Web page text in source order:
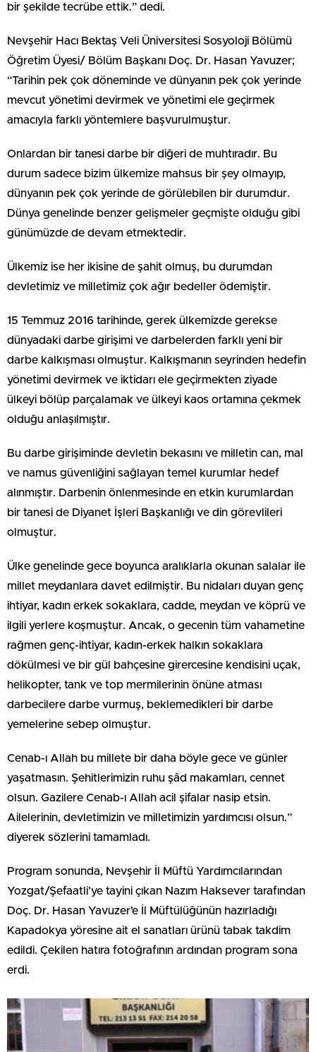
bir şekilde tecrübe ettik.” dedi.
Nevşehir Hacı Bektaş Veli Üniversitesi Sosyoloji Bölümü
Öğretim Üyesi/ Bölüm Başkanı Doç. Dr. Hasan Yavuzer;
“Tarihin pek çok döneminde ve dünyanın pek çok yerinde
mevcut yönetimi devirmek ve yönetimi ele geçirmek
amacıyla farklı yöntemlere başvurulmuştur.
Onlardan bir tanesi darbe bir diğeri de muhtıradır. Bu
durum sadece bizim ülkemize mahsus bir şey olmayıp,
dünyanın pek çok yerinde de görülebilen bir durumdur.
Dünya genelinde benzer gelişmeler geçmişte olduğu gibi
günümüzde de devam etmektedir.
Ülkemiz ise her ikisine de şahit olmuş, bu durumdan
devletimiz ve milletimiz çok ağır bedeller ödemiştir.
15 Temmuz 2016 tarihinde, gerek ülkemizde gerekse
dünyadaki darbe girişimi ve darbelerden farklı yeni bir
darbe kalkışması olmuştur. Kalkışmanın seyrinden hedefin
yönetimi devirmek ve iktidarı ele geçirmekten ziyade
ülkeyi bölüp parçalamak ve ülkeyi kaos ortamına çekmek
olduğu anlaşılmıştır.
Bu darbe girişiminde devletin bekasını ve milletin can, mal
ve namus güvenliğini sağlayan temel kurumlar hedef
alınmıştır. Darbenin önlenmesinde en etkin kurumlardan
bir tanesi de Diyanet İşleri Başkanlığı ve din görevlileri
olmuştur.
Ülke genelinde gece boyunca aralıklarla okunan salalar ile
millet meydanlara davet edilmiştir. Bu nidaları duyan genç
ihtiyar, kadın erkek sokaklara, cadde, meydan ve köprü ve
ilgili yerlere koşmuştur. Ancak, o gecenin tüm vahametine
rağmen genç-ihtiyar, kadın-erkek halkın sokaklara
dökülmesi ve bir gül bahçesine girercesine kendisini uçak,
helikopter, tank ve top mermilerinin önüne atması
darbecilere darbe vurmuş, beklemedikleri bir darbe
yemelerine sebep olmuştur.
Cenab-ı Allah bu millete bir daha böyle gece ve günler
yaşatmasın. Şehitlerimizin ruhu şâd makamları, cennet
olsun. Gazilere Cenab-ı Allah acil şifalar nasip etsin.
Ailelerinin, devletimizin ve milletimizin yardımcısı olsun.”
diyerek sözlerini tamamladı.
Program sonunda, Nevşehir İl Müftü Yardımcılarından
Yozgat/Şefaatli’ye tayini çıkan Nazım Haksever tarafından
Doç. Dr. Hasan Yavuzer’e İl Müftülüğünün hazırladığı
Kapadokya yöresine ait el sanatları ürünü tabak takdim
edildi. Çekilen hatıra fotoğrafının ardından program sona
erdi.